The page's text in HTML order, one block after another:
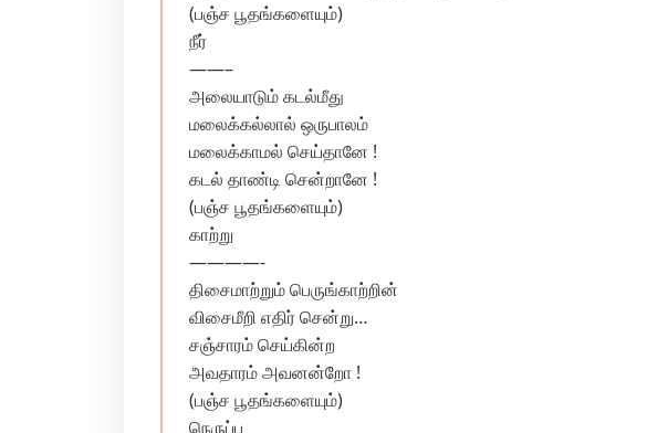
(பஞ்ச பூதங்களையும்)
நீர்
——–
அலையாடும் கடல்மீது
மலைக்கல்லால் ஒருபாலம்
மலைக்காமல் செய்தானே !
கடல் தாண்டி சென்றானே !
(பஞ்ச பூதங்களையும்)
காற்று
————-
திசைமாற்றும் பெருங்காற்றின்
விசைமீறி எதிர் சென்று…
சஞ்சாரம் செய்கின்ற‌
அவதாரம் அவனன்றோ !
(பஞ்ச பூதங்களையும்)
நெருப்பு